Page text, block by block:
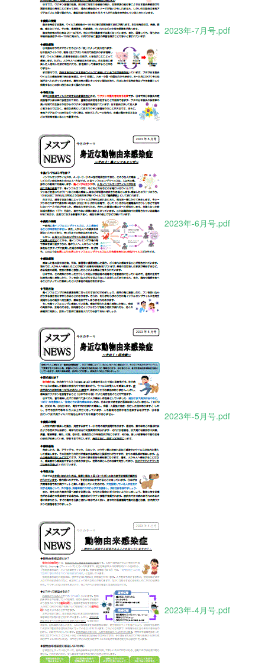
2023年-7月号.pdf
2023年-6月号.pdf
2023年-5月号.pdf
2023年-4月号.pdf